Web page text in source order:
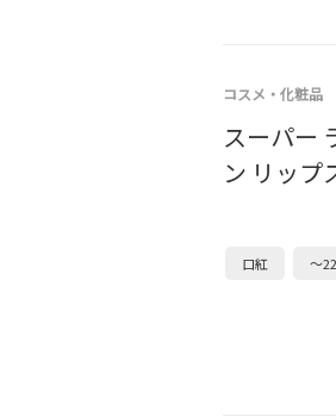
コスメ・化粧品
スーパー
ン リップ
口紅 ～